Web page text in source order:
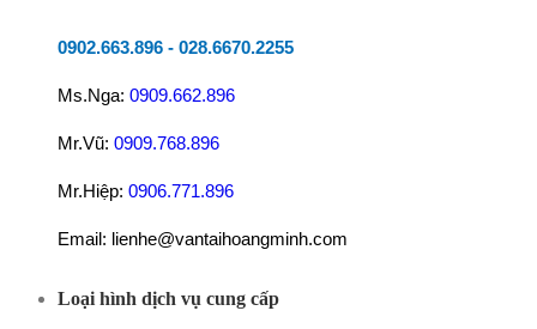
0902.663.896 - 028.6670.2255
Ms.Nga: 0909.662.896
Mr.Vũ: 0909.768.896
Mr.Hiệp: 0906.771.896
Email: lienhe@vantaihoangminh.com
Loại hình dịch vụ cung cấp